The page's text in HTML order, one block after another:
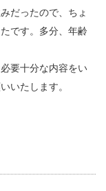
だったので、ちょ
です。多分、年齢
要十分な内容をい
いたします。